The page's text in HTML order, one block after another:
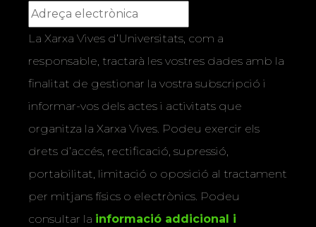
La Xarxa Vives d’Universitats, com a
responsable, tractarà les vostres dades amb la
finalitat de gestionar la vostra subscripció i
informar-vos dels actes i activitats que
organitza la Xarxa Vives. Podeu exercir els
drets d’accés, rectificació, supressió,
portabilitat, limitació o oposició al tractament
per mitjans físics o electrònics. Podeu
consultar la informació addicional i